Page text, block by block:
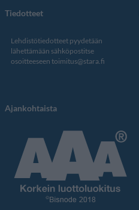
Tiedotteet
Lehdistötiedotteet pyydetään
lähettämään sähköpostitse
osoitteeseen toimitus@stara.fi
Ajankohtaista